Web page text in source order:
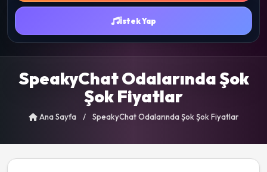
İstek Yap
SpeakyChat Odalarında Şok
Şok Fiyatlar
Ana Sayfa / SpeakyChat Odalarında Şok Şok Fiyatlar